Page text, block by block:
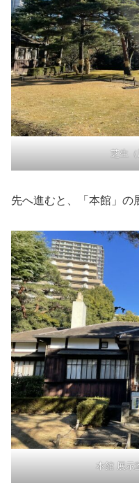
芝生（
先へ進むと、「本館」の
本館 展示